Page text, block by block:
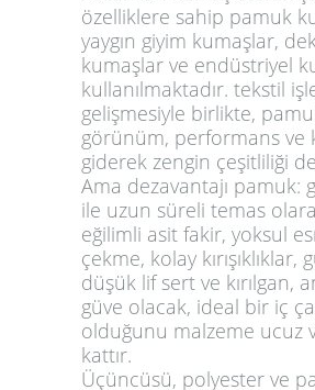
özelliklere sahip pamuk
yaygın giyim kumaşlar,
kumaşlar ve endüstriyel
kullanılmaktadır. tekstil
gelişmesiyle birlikte,
görünüm, performans ve
giderek zengin çeşitliliği
Ama dezavantajı pamuk:
ile uzun süreli temas
eğilimli asit fakir, yoksul
çekme, kolay kırışıklıklar,
düşük lif sert ve kırılgan,
güve olacak, ideal bir iç
olduğunu malzeme ucuz
kattır.
Üçüncüsü, polyester ve